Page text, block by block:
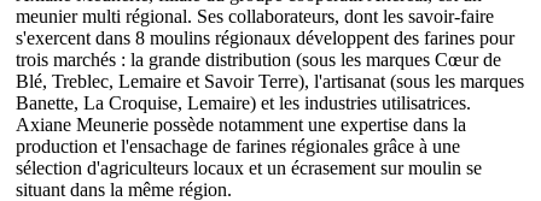
meunier multi régional. Ses collaborateurs, dont les savoir-faire
s'exercent dans 8 moulins régionaux développent des farines pour
trois marchés : la grande distribution (sous les marques Cœur de
Blé, Treblec, Lemaire et Savoir Terre), l'artisanat (sous les marques
Banette, La Croquise, Lemaire) et les industries utilisatrices.
Axiane Meunerie possède notamment une expertise dans la
production et l'ensachage de farines régionales grâce à une
sélection d'agriculteurs locaux et un écrasement sur moulin se
situant dans la même région.